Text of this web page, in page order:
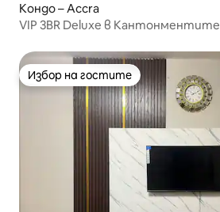
Кондо – Accra
VIP 3BR Deluxe в Кантонментите
Избор на гостите
Избор на гостите